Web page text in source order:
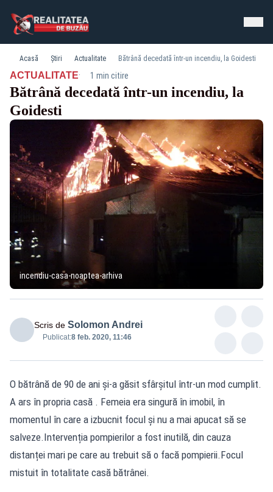
Acasă Știri Actualitate Bătrână decedată într-un incendiu, la Goidesti
ACTUALITATE· 1 min citire
Bătrână decedată într-un incendiu, la
Goidesti
incendiu-casa-noaptea-arhiva
Scris de Solomon Andrei
Publicat:8 feb. 2020, 11:46
O bătrână de 90 de ani și-a găsit sfârșitul într-un mod cumplit.
A ars în propria casă . Femeia era singură în imobil, în
momentul în care a izbucnit focul și nu a mai apucat să se
salveze.Intervenția pompierilor a fost inutilă, din cauza
distanței mari pe care au trebuit să o facă pompierii.Focul
mistuit în totalitate casă bătrânei.